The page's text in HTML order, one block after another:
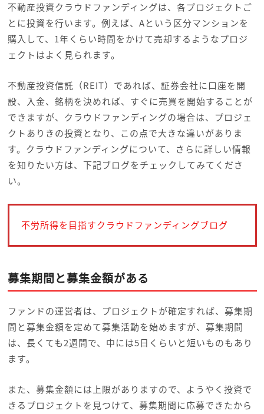
不動産投資クラウドファンディングは、各プロジェクトご
とに投資を行います。例えば、Aという区分マンションを
購入して、1年くらい時間をかけて売却するようなプロジ
ェクトはよく見られます。
不動産投資信託（REIT）であれば、証券会社に口座を開
設、入金、銘柄を決めれば、すぐに売買を開始することが
できますが、クラウドファンディングの場合は、プロジェ
クトありきの投資となり、この点で大きな違いがありま
す。クラウドファンディングについて、さらに詳しい情報
を知りたい方は、下記ブログをチェックしてみてくださ
い。
不労所得を目指すクラウドファンディングブログ
募集期間と募集金額がある
ファンドの運営者は、プロジェクトが確定すれば、募集期
間と募集金額を定めて募集活動を始めますが、募集期間
は、長くても2週間で、中には5日くらいと短いものもあり
ます。
また、募集金額には上限がありますので、ようやく投資で
きるプロジェクトを見つけて、募集期間に応募できたから